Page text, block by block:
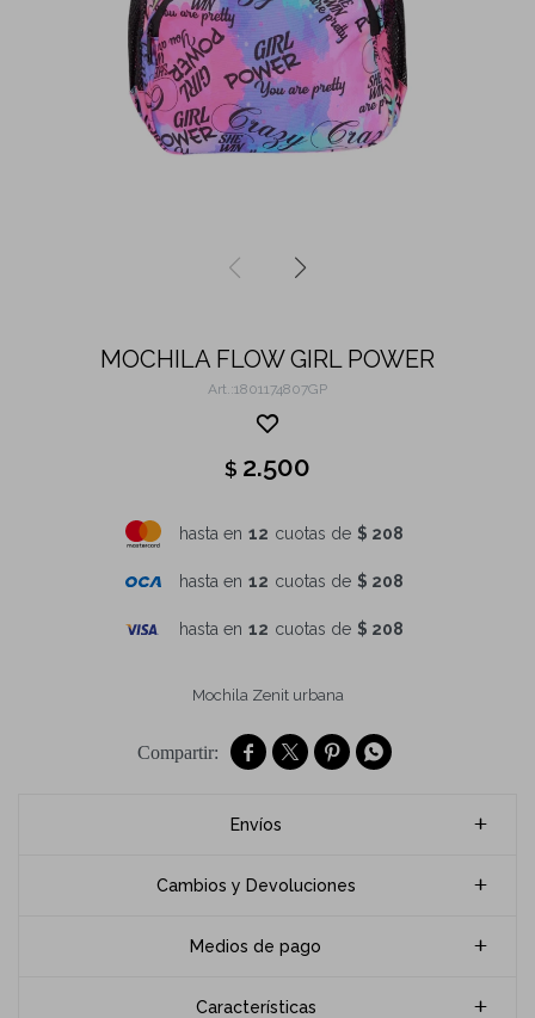
MOCHILA FLOW GIRL POWER
1801174807GP
$ 2.500
hasta en 12 cuotas de $ 208
hasta en 12 cuotas de $ 208
hasta en 12 cuotas de $ 208
Mochila Zenit urbana
   
Envíos
Cambios y Devoluciones
Medios de pago
Características